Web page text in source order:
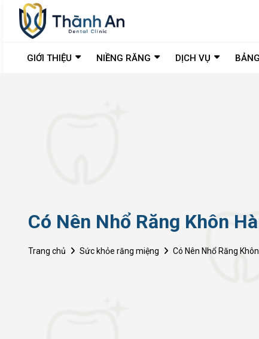
GIỚI THIỆU NIỀNG RĂNG DỊCH VỤ
Có Nên Nhổ Răng Khôn
Trang chủ Sức khỏe răng miệng Có Nên Nhổ Răng